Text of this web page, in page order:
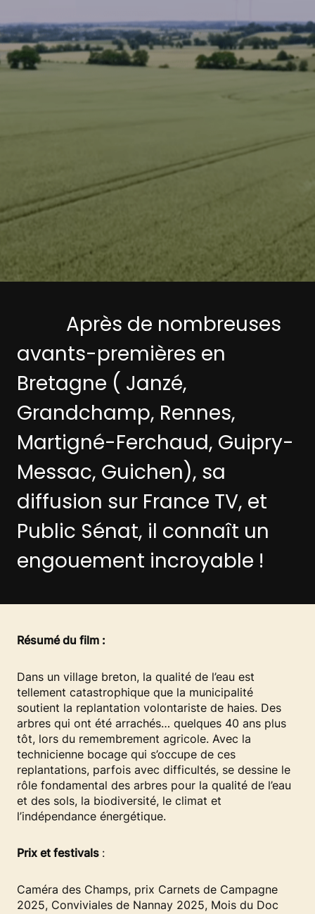
Après de nombreuses
avants-premières en
Bretagne ( Janzé,
Grandchamp, Rennes,
Martigné-Ferchaud, Guipry-
Messac, Guichen), sa
diffusion sur France TV, et
Public Sénat, il connaît un
engouement incroyable !
Résumé du film :
Dans un village breton, la qualité de l’eau est
tellement catastrophique que la municipalité
soutient la replantation volontariste de haies. Des
arbres qui ont été arrachés… quelques 40 ans plus
tôt, lors du remembrement agricole. Avec la
technicienne bocage qui s’occupe de ces
replantations, parfois avec difficultés, se dessine le
rôle fondamental des arbres pour la qualité de l’eau
et des sols, la biodiversité, le climat et
l’indépendance énergétique.
Prix et festivals :
Caméra des Champs, prix Carnets de Campagne
2025, Conviviales de Nannay 2025, Mois du Doc